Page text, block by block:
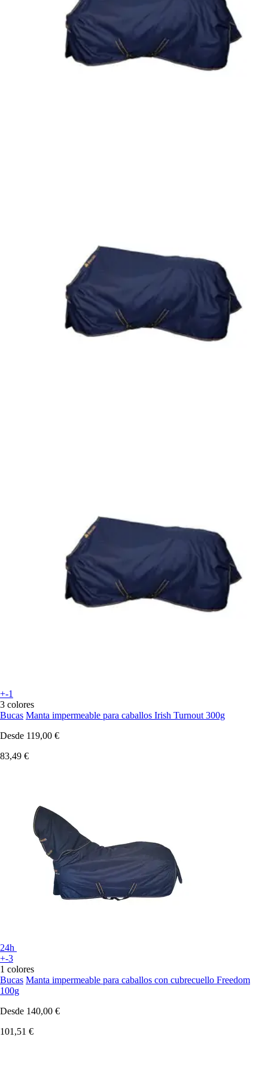
+-1
3 colores
Bucas Manta impermeable para caballos Irish Turnout 300g
Desde 119,00 €
83,49 €
24h
+-3
1 colores
Bucas Manta impermeable para caballos con cubrecuello Freedom
100g
Desde 140,00 €
101,51 €